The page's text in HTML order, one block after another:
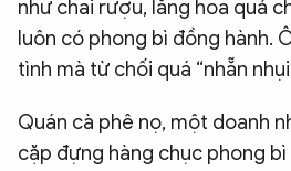
như chai rượu, lẵng hoa quả
luôn có phong bì đồng hành.
tình mà từ chối quá “nhẵn
Quán cà phê nọ, một doanh
cặp đựng hàng chục phong